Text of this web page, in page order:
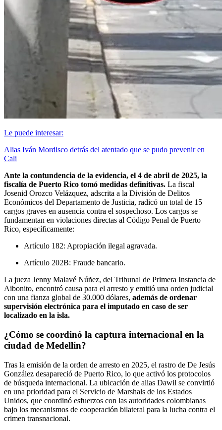
Le puede interesar:
Alias Iván Mordisco detrás del atentado que se pudo prevenir en
Cali
Ante la contundencia de la evidencia, el 4 de abril de 2025, la
fiscalía de Puerto Rico tomó medidas definitivas. La fiscal
Josenid Orozco Velázquez, adscrita a la División de Delitos
Económicos del Departamento de Justicia, radicó un total de 15
cargos graves en ausencia contra el sospechoso. Los cargos se
fundamentan en violaciones directas al Código Penal de Puerto
Rico, específicamente:
Artículo 182: Apropiación ilegal agravada.
Artículo 202B: Fraude bancario.
La jueza Jenny Malavé Núñez, del Tribunal de Primera Instancia de
Aibonito, encontró causa para el arresto y emitió una orden judicial
con una fianza global de 30.000 dólares, además de ordenar
supervisión electrónica para el imputado en caso de ser
localizado en la isla.
¿Cómo se coordinó la captura internacional en la
ciudad de Medellín?
Tras la emisión de la orden de arresto en 2025, el rastro de De Jesús
González desapareció de Puerto Rico, lo que activó los protocolos
de búsqueda internacional. La ubicación de alias Dawil se convirtió
en una prioridad para el Servicio de Marshals de los Estados
Unidos, que coordinó esfuerzos con las autoridades colombianas
bajo los mecanismos de cooperación bilateral para la lucha contra el
crimen transnacional.